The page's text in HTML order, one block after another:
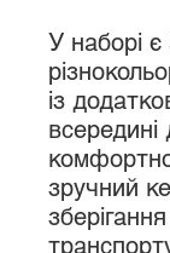
У наборі є
із
всередині
зручний